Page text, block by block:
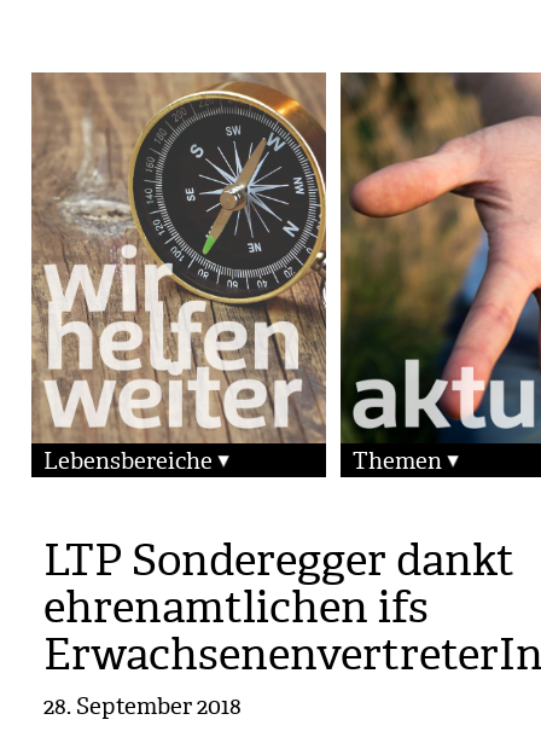
Lebensbereiche Themen
LTP Sonderegger dankt
ehrenamtlichen ifs
28. September 2018